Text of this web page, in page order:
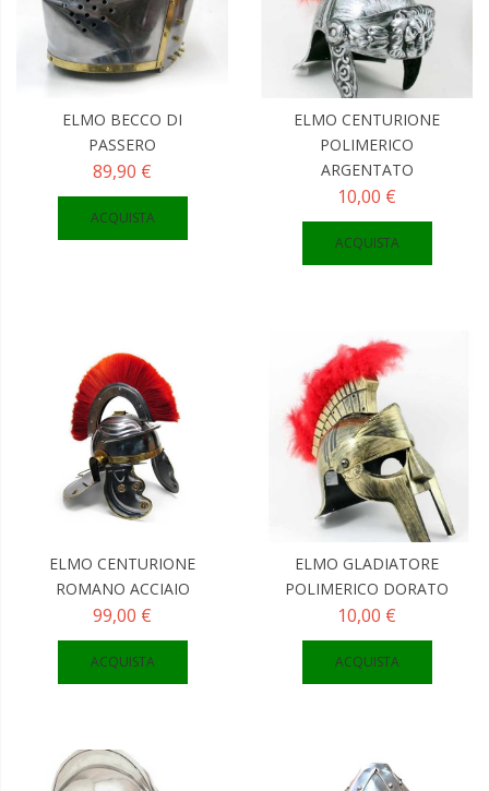
ELMO BECCO DI
PASSERO
89,90 €
ACQUISTA
ELMO CENTURIONE
POLIMERICO
ARGENTATO
10,00 €
ACQUISTA
ELMO CENTURIONE
ROMANO ACCIAIO
99,00 €
ACQUISTA
ELMO GLADIATORE
POLIMERICO DORATO
10,00 €
ACQUISTA